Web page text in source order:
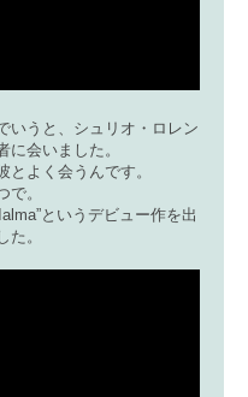
いうと、シュリオ・ロレン
に会いました。
とよく会うんです。
で。
というデビュー作を出
た。